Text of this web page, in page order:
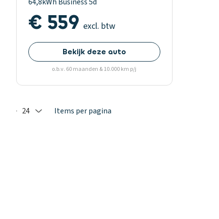
€ 559 excl. btw
Bekijk deze auto
o.b.v. 60 maanden & 10.000 km p/j
Selected: 24
24 Items per pagina